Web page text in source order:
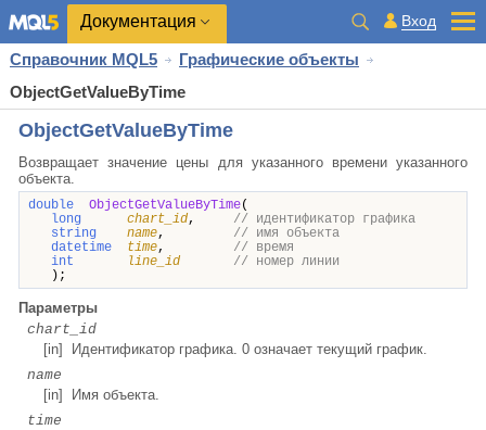
Документация Вход
Справочник MQL5
Графические объекты
ObjectGetValueByTime
ObjectGetValueByTime
Возвращает значение цены для указанного времени указанного
объекта.
double ObjectGetValueByTime(
long
chart_id, // идентификатор графика
string
name, // имя объекта
datetime
time, // время
int
line_id
// номер линии
);
Параметры
chart_id
[in] Идентификатор графика. 0 означает текущий график.
name
[in] Имя объекта.
time